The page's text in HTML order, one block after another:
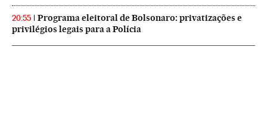
20:55
Programa eleitoral de Bolsonaro: privatizações e
privilégios legais para a Polícia